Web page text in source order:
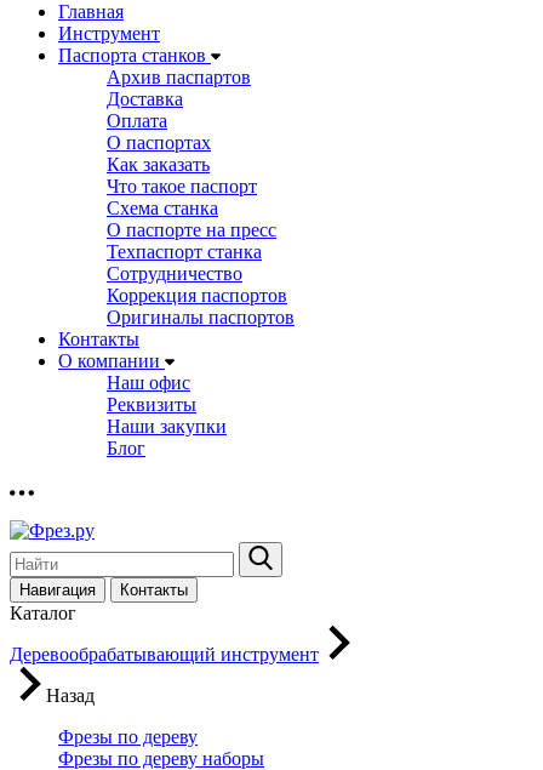
Главная
Инструмент
Паспорта станков
Архив паспартов
Доставка
Оплата
О паспортах
Как заказать
Что такое паспорт
Схема станка
О паспорте на пресс
Техпаспорт станка
Сотрудничество
Коррекция паспортов
Оригиналы паспортов
Контакты
О компании
Наш офис
Реквизиты
Наши закупки
Блог
Навигация Контакты
Каталог
Деревообрабатывающий инструмент
Назад
Фрезы по дереву
Фрезы по дереву наборы